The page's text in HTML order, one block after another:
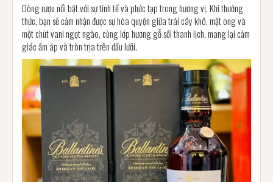
Dòng rượu nổi bật với sự tinh tế và phức tạp trong hương vị. Khi thưởng
thức, bạn sẽ cảm nhận được sự hòa quyện giữa trái cây khô, mật ong và
một chút vani ngọt ngào, cùng lớp hương gỗ sồi thanh lịch, mang lại cảm
giác ấm áp và tròn trịa trên đầu lưỡi.